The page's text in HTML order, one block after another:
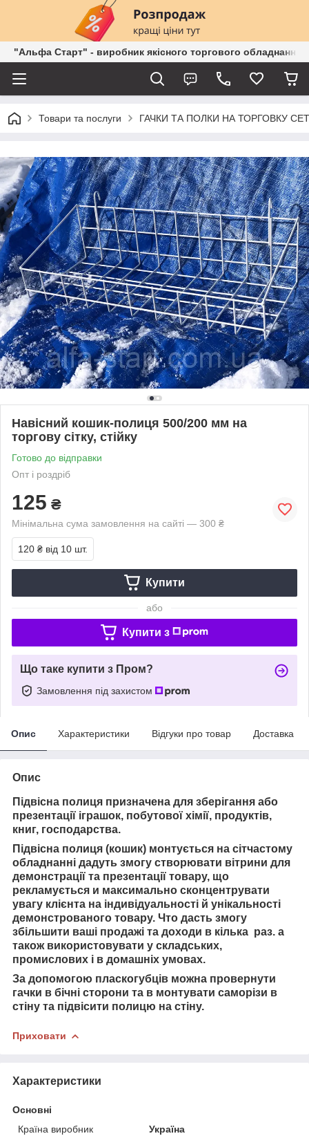
"Альфа Старт" - виробник якісного торгового обладнання
Товари та послуги ГАЧКИ ТА ПОЛКИ НА ТОРГОВКУ
Навісний кошик-полиця 500/200 мм на
торгову сітку, стійку
Готово до відправки
Опт і роздріб
125 ₴
Мінімальна сума замовлення на сайті — 300 ₴
120 ₴ від 10 шт.
Купити
або
Купити з
Що таке купити з Пром?
Замовлення під захистом
Опис Характеристики Відгуки про товар Доставка
Опис
Підвісна полиця призначена для зберігання або
презентації іграшок, побутової хімії, продуктів,
книг, господарства.
Підвісна полиця (кошик) монтується на сітчастому
обладнанні дадуть змогу створювати вітрини для
демонстрації та презентації товару, що
рекламується и максимально сконцентрувати
увагу клієнта на індивідуальності й унікальності
демонстрованого товару. Что дасть змогу
збільшити ваші продажі та доходи в кілька раз. а
також використовувати у складських,
промислових і в домашніх умовах.
За допомогою пласкогубців можна провернути
гачки в бічні сторони та в монтувати саморізи в
стіну та підвісити полицю на стіну.
Приховати
Характеристики
Основні
Країна виробник
Україна